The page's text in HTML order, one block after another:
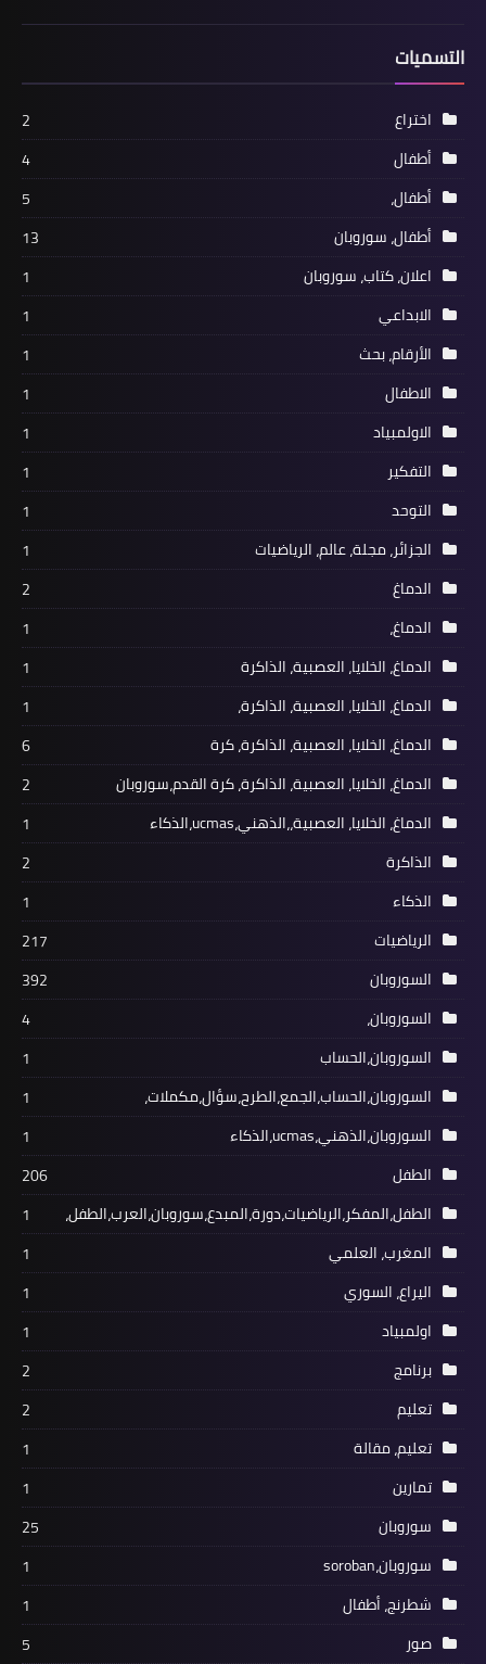
التسميات
اختراع
2
أطفال
4
أطفال،
5
أطفال، سوروبان
13
اعلان، كتاب، سوروبان
1
الابداعي
1
الأرقام، بحث
1
الاطفال
1
الاولمبياد
1
التفكير
1
التوحد
1
الجزائر، مجلة، عالم، الرياضيات
1
الدماغ
2
الدماغ،
1
الدماغ، الخلايا، العصبية، الذاكرة
1
الدماغ، الخلايا، العصبية، الذاكرة،
1
الدماغ، الخلايا، العصبية، الذاكرة، كرة
6
الدماغ، الخلايا، العصبية، الذاكرة، كرة القدم،سوروبان
2
الدماغ، الخلايا، العصبية،،الذهني،ucmas،الذكاء
1
الذاكرة
2
الذكاء
1
الرياضيات
217
السوروبان
392
السوروبان،
4
السوروبان،الحساب
1
السوروبان،الحساب،الجمع،الطرح،سؤال،مكملات،
1
السوروبان،الذهني،ucmas،الذكاء
1
الطفل
206
الطفل،المفكر،الرياضيات،دورة،المبدع،سوروبان،العرب،الطفل،
1
المغرب، العلمي
1
اليراع، السوري
1
اولمبياد
1
برنامج
2
تعليم
2
تعليم، مقالة
1
تمارين
1
سوروبان
25
سوروبان،soroban
1
شطرنج، أطفال
1
صور
5